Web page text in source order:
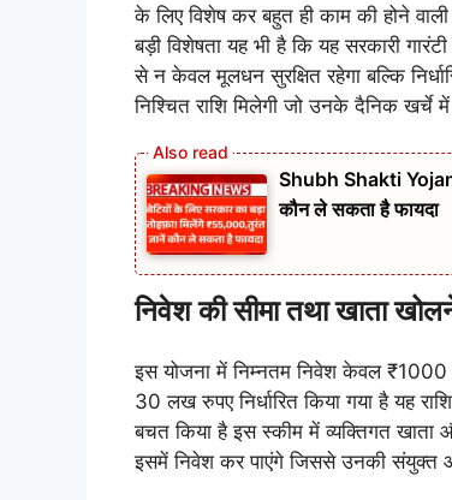
के लिए विशेष कर बहुत ही काम की होने
बड़ी विशेषता यह भी है कि यह सरकारी
से न केवल मूलधन सुरक्षित रहेगा बल्कि
निश्चित राशि मिलेगी जो उनके दैनिक खर्चे
Shubh Shakti
कौन ले सकता है फायदा
निवेश की सीमा तथा खाता
इस योजना में निम्नतम निवेश केवल
30 लख रुपए निर्धारित किया गया है यह
बचत किया है इस स्कीम में व्यक्तिगत खाता
इसमें निवेश कर पाएंगे जिससे उनकी संयुक्त